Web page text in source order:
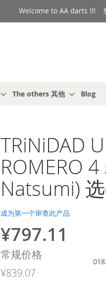
Welcome to AA darts !!!
The others 其他 Blog
TRiNiDAD
ROMERO
Natsumi)
成为第一个审查此产品
特
殊
价
格
¥797.11
常规价格
¥839.07